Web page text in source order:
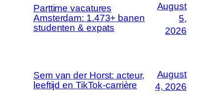
Parttime vacatures
Amsterdam: 1.473+ banen
studenten & expats
August
5,
2026
Sem van der Horst: acteur,
leeftijd en TikTok-carrière
August
4, 2026